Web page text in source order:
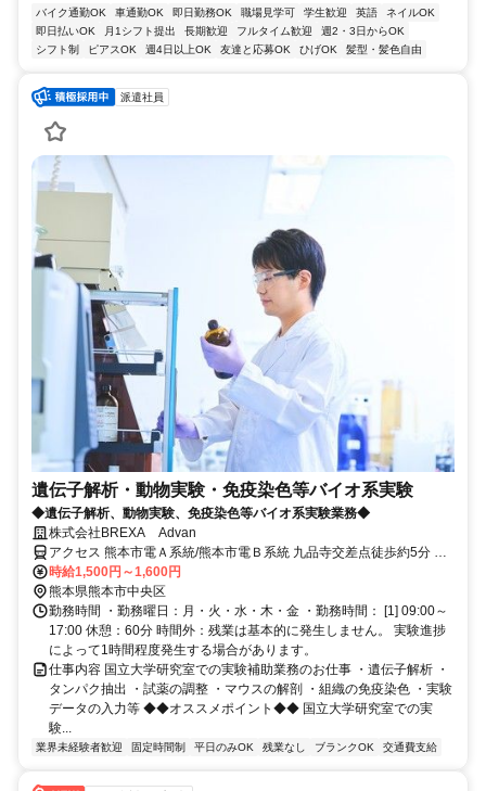
バイク通勤OK 車通勤OK 即日勤務OK 職場見学可 学生歓迎 英語
ネイルOK
即日払いOK
月1シフト提出 長期歓迎 フルタイム歓迎
週2・3日からOK
シフト制
ピアスOK 週4日以上OK 友達と応募OK ひげOK 髪型・髪色自由
派遣社員
遺伝子解析・動物実験・免疫染色等バイオ系実験
◆遺伝子解析、動物実験、免疫染色等バイオ系実験業務◆
株式会社BREXA Advan
アクセス 熊本市電Ａ系統/熊本市電Ｂ系統 九品寺交差点徒歩約5分 九
品寺交差点駅から徒歩10分（大学病院前バス停からは徒歩2分）
時給1,500円～1,600円
熊本県熊本市中央区
勤務時間 ・勤務曜日：月・火・水・木・金 ・勤務時間： [1] 09:00～
17:00 休憩：60分 時間外：残業は基本的に発生しません。 実験進捗
によって1時間程度発生する場合があります。
仕事内容 国立大学研究室での実験補助業務のお仕事 ・遺伝子解析 ・
タンパク抽出 ・試薬の調整 ・マウスの解剖 ・組織の免疫染色 ・実験
データの入力等 ◆◆オススメポイント◆◆ 国立大学研究室での実
験...
業界未経験者歓迎 固定時間制 平日のみOK 残業なし ブランクOK 交通費支給